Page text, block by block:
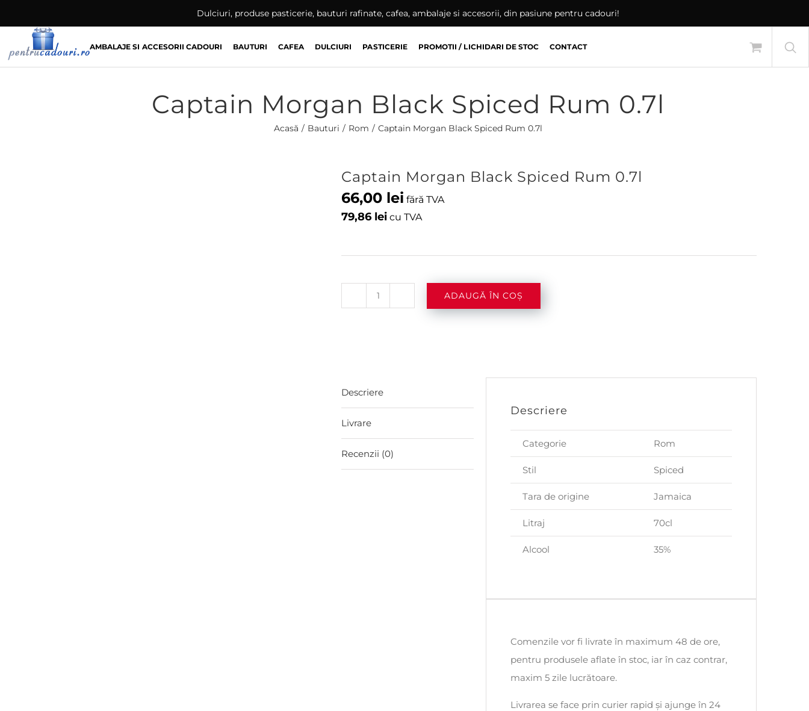
to
content
Dulciuri, produse pasticerie, bauturi rafinate, cafea, ambalaje si accesorii, din pasiune pentru cadouri!
AMBALAJE SI ACCESORII CADOURI BAUTURI CAFEA DULCIURI PASTICERIE PROMOTII / LICHIDARI DE STOC CONTACT
Captain Morgan Black Spiced Rum 0.7l
Acasă Bauturi Rom Captain Morgan Black Spiced Rum 0.7l
Captain Morgan Black Spiced Rum 0.7l
66,00 lei fără TVA
79,86 lei cu TVA
Rum
0.7l
ADAUGĂ ÎN COȘ
Descriere
Livrare
Recenzii (0)
Descriere
Categorie Rom
Stil Spiced
Tara de origine Jamaica
Litraj 70cl
Alcool 35%
Comenzile vor fi livrate în maximum 48 de ore,
pentru produsele aflate în stoc, iar în caz contrar,
maxim 5 zile lucrătoare.
Livrarea se face prin curier rapid și ajunge în 24